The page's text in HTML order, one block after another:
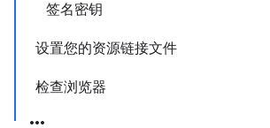
签名密钥
设置您的资源链接文件
检查浏览器